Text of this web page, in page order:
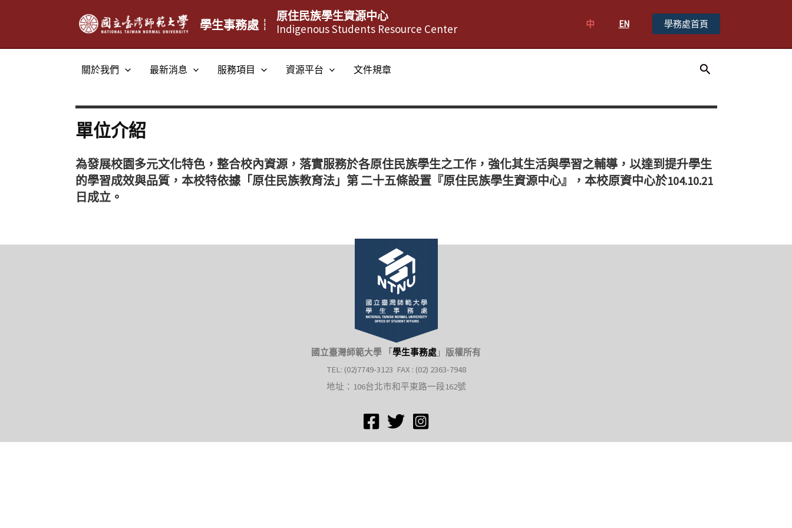
學生事務處┆
原住民族學生資源中心
Indigenous Students Resource Center
中 EN 學務處首頁
關於我們 最新消息 服務項目 資源平台 文件規章
搜
單位介紹
為發展校園多元文化特色，整合校內資源，落實服務於各原住民族學生之工作，強化其生活與學習之輔導，以達到提升學生
的學習成效與品質，本校特依據「原住民族教育法」第 二十五條設置『原住民族學生資源中心』，本校原資中心於104.10.21
日成立。
國立臺灣師範大學 「 學生事務處 」 版權所有
TEL: (02)7749-3123 FAX : (02) 2363-7948
地址：106台北市和平東路一段162號